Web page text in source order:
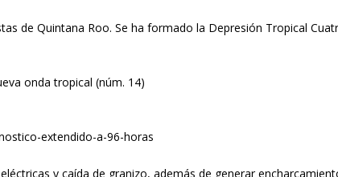
de Quintana Roo. Se ha formado la Depresión Tropical
onda tropical (núm. 14)
extendido-a-96-horas
y caída de granizo, además de generar